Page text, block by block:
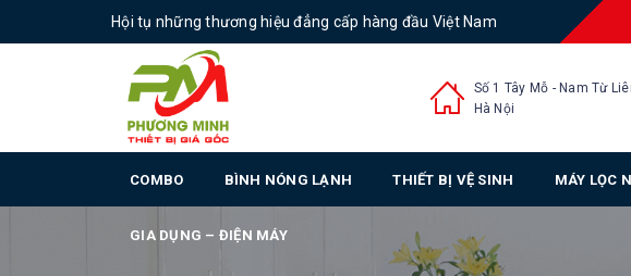
Hội tụ những thương hiệu đẳng cấp hàng đầu Việt Nam
Số 1 Tây Mỗ - Nam Từ
Hà Nội
COMBO BÌNH NÓNG LẠNH THIẾT BỊ VỆ SINH MÁY LỌC
GIA DỤNG – ĐIỆN MÁY